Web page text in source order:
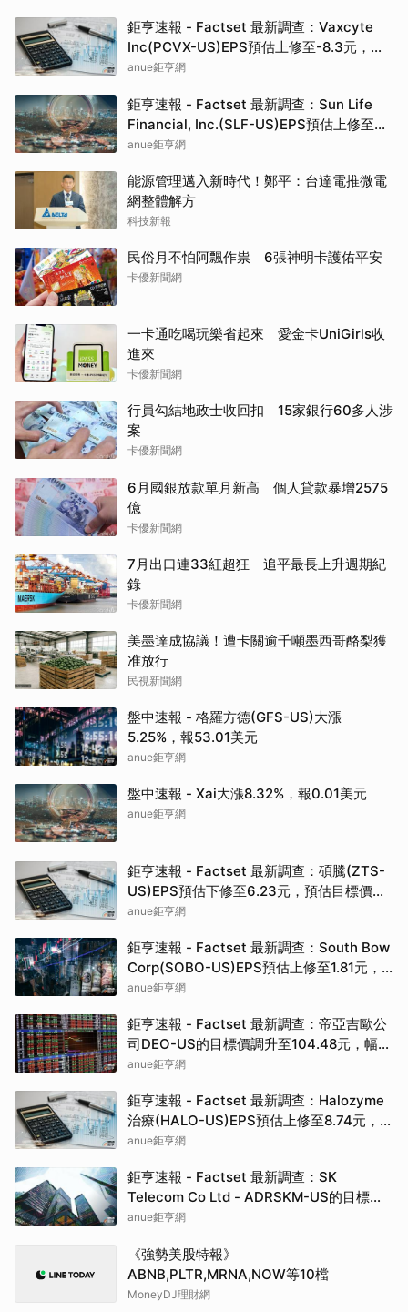
鉅亨速報 - Factset 最新調查：Vaxcyte
Inc(PCVX-US)EPS預估上修至-8.3元，預
估目標價為110.00元
anue鉅亨網
鉅亨速報 - Factset 最新調查：Sun Life
Financial, Inc.(SLF-US)EPS預估上修至
5.73元，預估目標價為80.81元
anue鉅亨網
能源管理邁入新時代！鄭平：台達電推微電
網整體解方
科技新報
民俗月不怕阿飄作祟 6張神明卡護佑平安
卡優新聞網
一卡通吃喝玩樂省起來 愛金卡UniGirls收
進來
卡優新聞網
行員勾結地政士收回扣 15家銀行60多人涉
案
卡優新聞網
6月國銀放款單月新高 個人貸款暴增2575
億
卡優新聞網
7月出口連33紅超狂 追平最長上升週期紀
錄
卡優新聞網
美墨達成協議！遭卡關逾千噸墨西哥酪梨獲
准放行
民視新聞網
盤中速報 - 格羅方德(GFS-US)大漲
5.25%，報53.01美元
anue鉅亨網
盤中速報 - Xai大漲8.32%，報0.01美元
anue鉅亨網
鉅亨速報 - Factset 最新調查：碩騰(ZTS-
US)EPS預估下修至6.23元，預估目標價為
90.00元
anue鉅亨網
鉅亨速報 - Factset 最新調查：South Bow
Corp(SOBO-US)EPS預估上修至1.81元，
預估目標價為35.83元
anue鉅亨網
鉅亨速報 - Factset 最新調查：帝亞吉歐公
司DEO-US的目標價調升至104.48元，幅度
約3.43%
anue鉅亨網
鉅亨速報 - Factset 最新調查：Halozyme
治療(HALO-US)EPS預估上修至8.74元，預
估目標價為105.00元
anue鉅亨網
鉅亨速報 - Factset 最新調查：SK
Telecom Co Ltd - ADRSKM-US的目標價
調升至42.64元，幅度約3.73%
anue鉅亨網
《強勢美股特報》
ABNB,PLTR,MRNA,NOW等10檔
MoneyDJ理財網